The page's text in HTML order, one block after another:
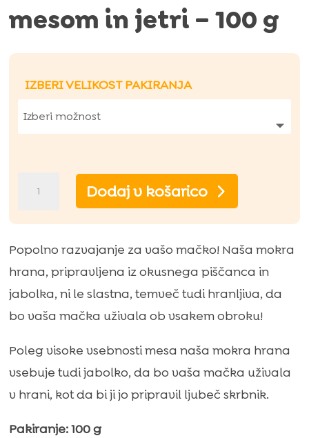
mesom in jetri – 100 g
IZBERI VELIKOST PAKIRANJA
hrana
za
mačke
s
piščančjim
in
jetri
–
100
Dodaj v košarico
Popolno razvajanje za vašo mačko! Naša mokra
hrana, pripravljena iz okusnega piščanca in
jabolka, ni le slastna, temveč tudi hranljiva, da
bo vaša mačka uživala ob vsakem obroku!
Poleg visoke vsebnosti mesa naša mokra hrana
vsebuje tudi jabolko, da bo vaša mačka uživala
v hrani, kot da bi ji jo pripravil ljubeč skrbnik.
Pakiranje: 100 g